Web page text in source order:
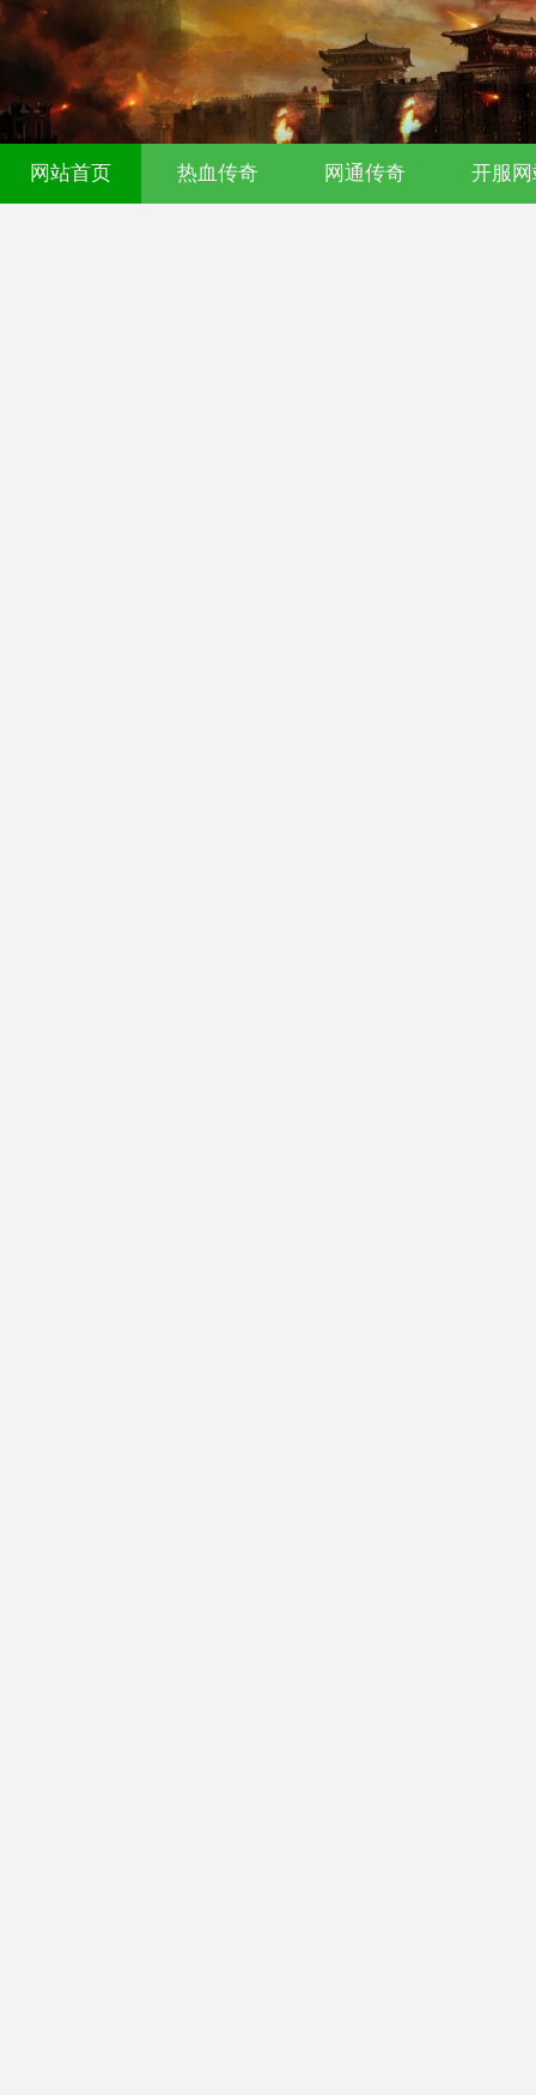
传奇发布网｜今日新开0氪传奇｜176
网站首页 热血传奇 网通传奇 开服